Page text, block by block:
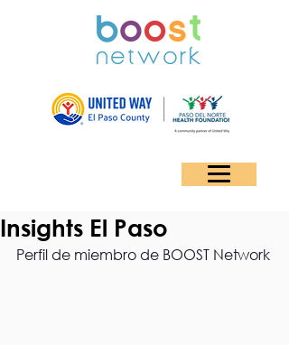
Insights El Paso
Perfil de miembro de BOOST Network